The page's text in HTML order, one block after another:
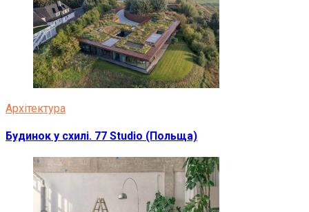
Архітектура
Будинок у схилі. 77 Studio (Польща)